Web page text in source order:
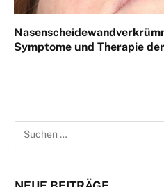
Symptome und Therapie